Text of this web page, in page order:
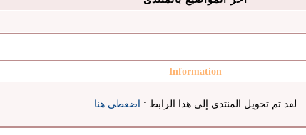
Information
لقد تم تحويل المنتدى إلى هذا الرابط : اضغطي هنا